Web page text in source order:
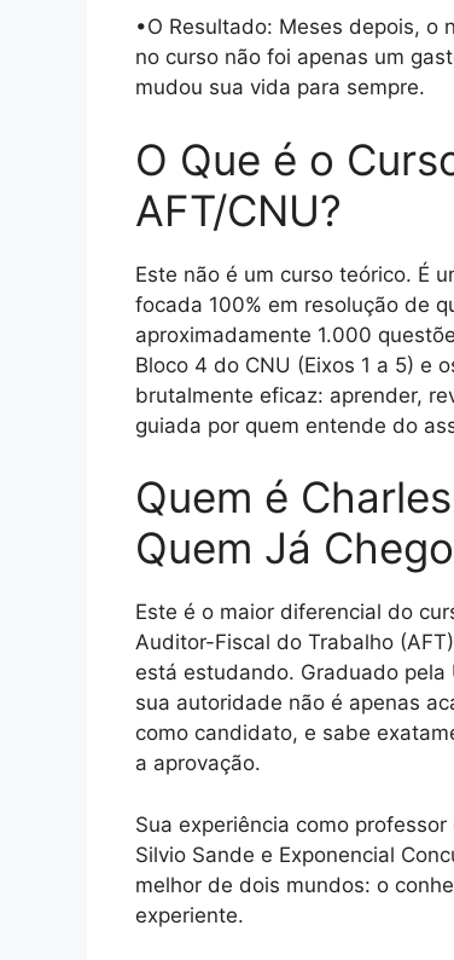
•O Resultado: Meses depois, o
no curso não foi apenas um
mudou sua vida para sempre.
O Que é o
AFT/CNU?
Este não é um curso teórico. É
focada 100% em resolução de
aproximadamente 1.000
Bloco 4 do CNU (Eixos 1 a 5) e
brutalmente eficaz: aprender,
guiada por quem entende do
Quem é
Quem Já
Este é o maior diferencial do
Auditor-Fiscal do Trabalho
está estudando. Graduado pela
sua autoridade não é apenas
como candidato, e sabe
a aprovação.
Sua experiência como
Silvio Sande e Exponencial
melhor de dois mundos: o
experiente.